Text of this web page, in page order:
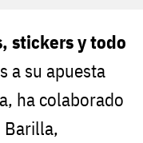
stickers y todo
a su apuesta
ha colaborado
Barilla,